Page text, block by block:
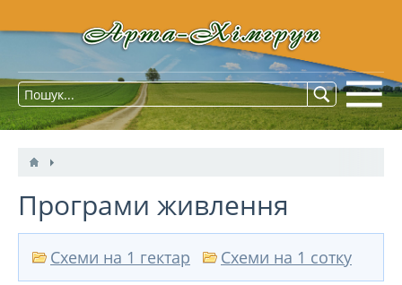
Програми живлення
Схеми на 1 гектар Схеми на 1 сотку